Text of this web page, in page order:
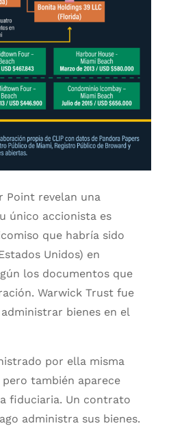
Point revelan una
único accionista es
que habría sido
Unidos) en
los documentos que
Warwick Trust fue
bienes en el
por ella misma
también aparece
fiduciaria. Un contrato
administra sus bienes.